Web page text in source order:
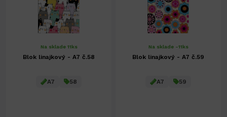
Na sklade 11ks
Blok linajkový - A7 č.58
A7 58
Na sklade -11ks
Blok linajkový - A7 č.59
A7 59